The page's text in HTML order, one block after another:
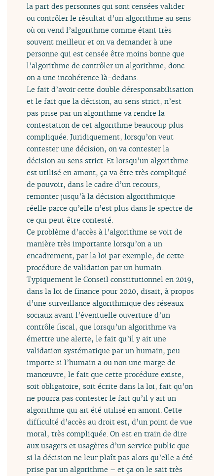
la part des personnes qui sont censées valider
ou contrôler le résultat d’un algorithme au sens
où on vend l’algorithme comme étant très
souvent meilleur et on va demander à une
personne qui est censée être moins bonne que
l’algorithme de contrôler un algorithme, donc
on a une incohérence là-dedans.
Le fait d’avoir cette double déresponsabilisation
et le fait que la décision, au sens strict, n’est
pas prise par un algorithme va rendre la
contestation de cet algorithme beaucoup plus
compliquée. Juridiquement, lorsqu’on veut
contester une décision, on va contester la
décision au sens strict. Et lorsqu’un algorithme
est utilisé en amont, ça va être très compliqué
de pouvoir, dans le cadre d’un recours,
remonter jusqu’à la décision algorithmique
réelle parce qu’elle n’est plus dans le spectre de
ce qui peut être contesté.
Ce problème d’accès à l’algorithme se voit de
manière très importante lorsqu’on a un
encadrement, par la loi par exemple, de cette
procédure de validation par un humain.
Typiquement le Conseil constitutionnel en 2019,
dans la loi de finance pour 2020, disait, à propos
d’une surveillance algorithmique des réseaux
sociaux avant l’éventuelle ouverture d’un
contrôle fiscal, que lorsqu’un algorithme va
émettre une alerte, le fait qu’il y ait une
validation systématique par un humain, peu
importe si l’humain a ou non une marge de
manœuvre, le fait que cette procédure existe,
soit obligatoire, soit écrite dans la loi, fait qu’on
ne pourra pas contester le fait qu’il y ait un
algorithme qui ait été utilisé en amont. Cette
difficulté d’accès au droit est, d’un point de vue
moral, très compliquée. On est en train de dire
aux usagers et usagères d’un service public que
si la décision ne leur plaît pas alors qu’elle a été
prise par un algorithme – et ça on le sait très